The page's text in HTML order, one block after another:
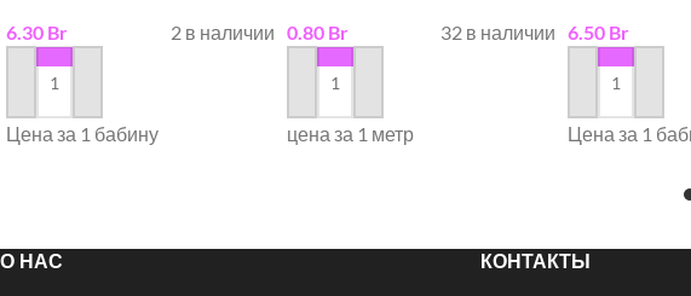
6.30 Br 2 в наличии
в корзину
Цена за 1 бабину
0.80 Br 32 в наличии
в корзину
цена за 1 метр
6.50 Br
в корзину
Цена за 1
О НАС КОНТАКТЫ